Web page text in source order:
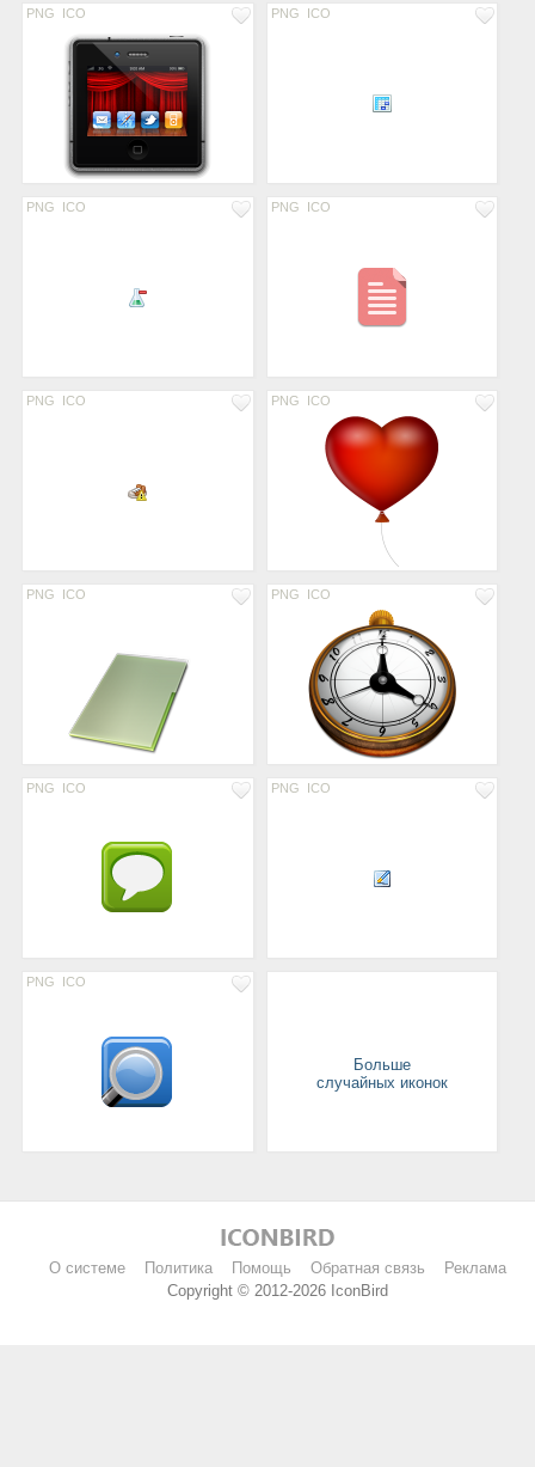
PNG ICO PNG ICO
PNG ICO PNG ICO
PNG ICO PNG ICO
PNG ICO PNG ICO
PNG ICO PNG ICO
PNG ICO
Больше
случайных иконок
О системе Политика Помощь Обратная связь
Реклама
Copyright © 2012-2026 IconBird